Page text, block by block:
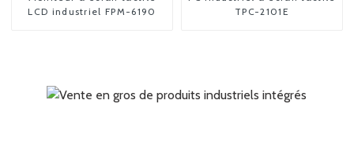
LCD industriel FPM-6190
TPC-2101E